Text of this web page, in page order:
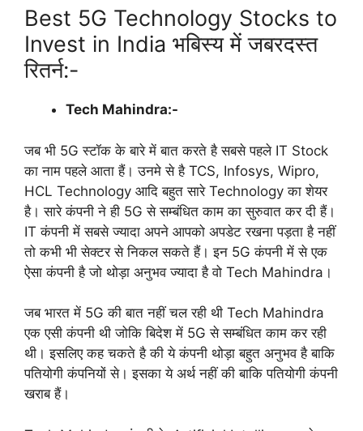
Best 5G Technology Stocks to
Invest in India भबिस्य में जबरदस्त
रितर्न:-
Tech Mahindra:-
जब भी 5G स्टॉक के बारे में बात करते है सबसे पहले IT Stock
का नाम पहले आता हैं। उनमे से है TCS, Infosys, Wipro,
HCL Technology आदि बहुत सारे Technology का शेयर
है। सारे कंपनी ने ही 5G से सम्बंधित काम का सुरुवात कर दी हैं।
IT कंपनी में सबसे ज्यादा अपने आपको अपडेट रखना पड़ता है नहीं
तो कभी भी सेक्टर से निकल सकते हैं। इन 5G कंपनी में से एक
ऐसा कंपनी है जो थोड़ा अनुभव ज्यादा है वो Tech Mahindra।
जब भारत में 5G की बात नहीं चल रही थी Tech Mahindra
एक एसी कंपनी थी जोकि बिदेश में 5G से सम्बंधित काम कर रही
थी। इसलिए कह चकते है की ये कंपनी थोड़ा बहुत अनुभव है बाकि
पतियोगी कंपनियों से। इसका ये अर्थ नहीं की बाकि पतियोगी कंपनी
खराब हैं।